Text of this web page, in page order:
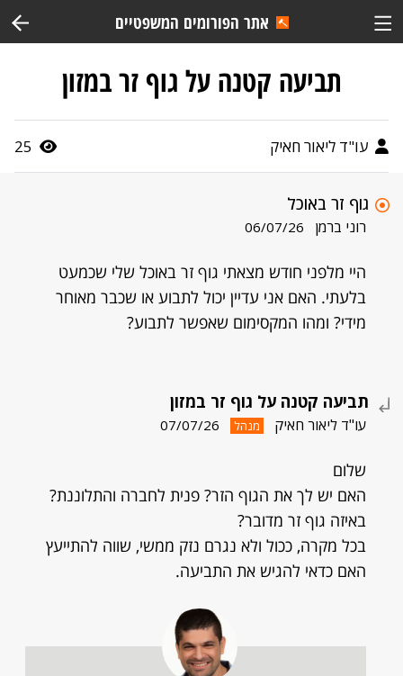
אתר הפורומים המשפטיים
תביעה קטנה על גוף זר במזון
עו"ד ליאור חאיק 25
גוף זר באוכל
רוני ברמן 06/07/26
היי מלפני חודש מצאתי גוף זר באוכל שלי שכמעט
בלעתי. האם אני עדיין יכול לתבוע או שכבר מאוחר
מידי? ומהו המקסימום שאפשר לתבוע?
תביעה קטנה על גוף זר במזון
עו"ד ליאור חאיק מנהל 07/07/26
שלום
האם יש לך את הגוף הזר? פנית לחברה והתלוננת?
באיזה גוף זר מדובר?
בכל מקרה, ככול ולא נגרם נזק ממשי, שווה להתייעץ
האם כדאי להגיש את התביעה.